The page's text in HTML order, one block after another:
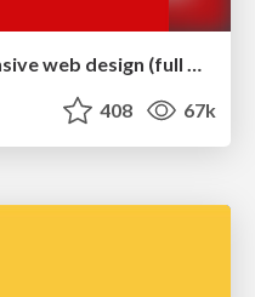
Fashionably flexible responsive web design (full day workshop)
408 67k